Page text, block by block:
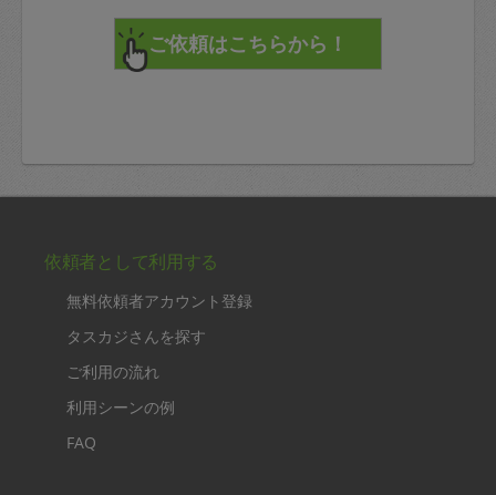
依頼者として利用する
無料依頼者アカウント登録
タスカジさんを探す
ご利用の流れ
利用シーンの例
FAQ